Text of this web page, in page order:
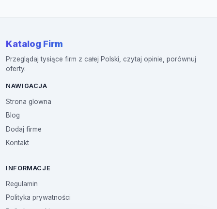
Katalog Firm
Przeglądaj tysiące firm z całej Polski, czytaj opinie, porównuj
oferty.
NAWIGACJA
Strona glowna
Blog
Dodaj firme
Kontakt
INFORMACJE
Regulamin
Polityka prywatności